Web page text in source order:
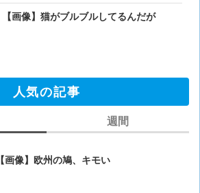
【画像】猫がブルブルしてるんだが
人気の記事
【画像】欧州の鳩、キモい
週間
【画像】欧州の鳩、キモい